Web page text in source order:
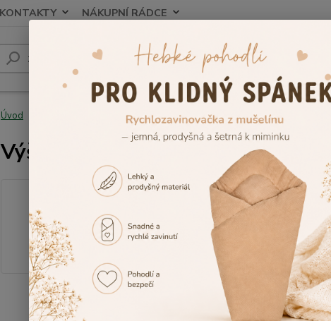
KONTAKTY NÁKUPNÍ RÁDCE
Hledat
Úvod Výšivka č.42
Výšivka č.42